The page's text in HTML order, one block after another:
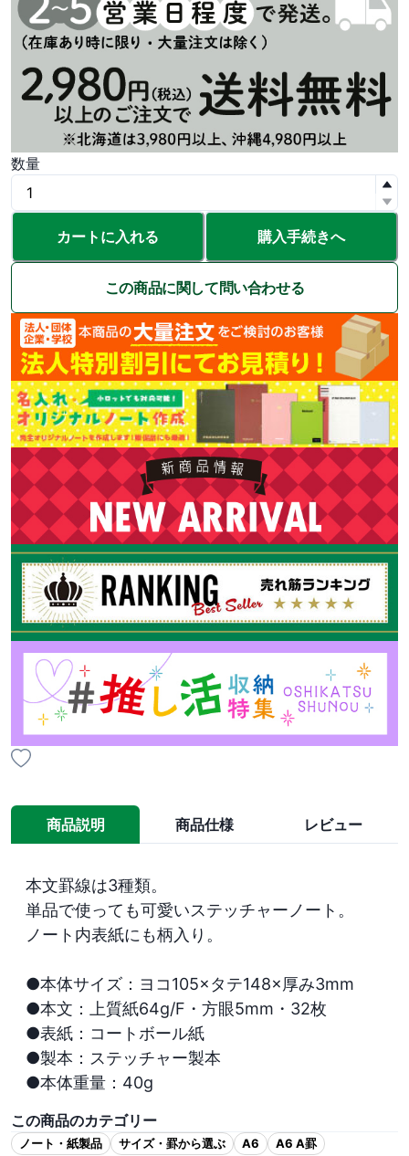
数量
カートに入れる 購入手続きへ
この商品に関して問い合わせる
商品説明 商品仕様 レビュー
本文罫線は3種類。
単品で使っても可愛いステッチャーノート。
ノート内表紙にも柄入り。
●本体サイズ：ヨコ105×タテ148×厚み3mm
●本文：上質紙64g/F・方眼5mm・32枚
●表紙：コートボール紙
●製本：ステッチャー製本
●本体重量：40g
この商品のカテゴリー
ノート・紙製品 サイズ・罫から選ぶ A6 A6 A罫